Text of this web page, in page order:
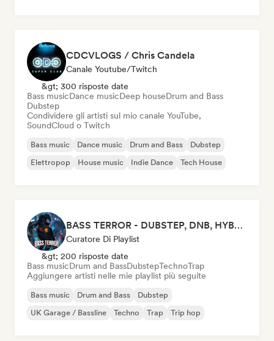
CDCVLOGS / Chris Candela
Canale Youtube/Twitch
&gt; 300 risposte date
Bass musicDance musicDeep houseDrum and Bass
Dubstep
Condividere gli artisti sul mio canale YouTube,
SoundCloud o Twitch
Bass music Dance music Drum and Bass
Dubstep
Elettropop
House music Indie Dance Tech House
BASS TERROR - DUBSTEP, DNB, HYBRID TRAP, ROCKTRONIC FOR WORKOUT AND GAMING
Curatore Di Playlist
&gt; 200 risposte date
Bass musicDrum and BassDubstepTechnoTrap
Aggiungere artisti nelle mie playlist più seguite
Bass music Drum and Bass
Dubstep
UK Garage / Bassline
Techno Trap Trip hop